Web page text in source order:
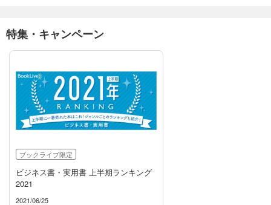
特集・キャンペーン
ブックライブ限定
ビジネス書・実用書 上半期ランキング
2021
2021/06/25